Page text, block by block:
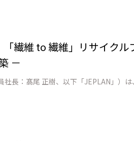
繊維 to 繊維」リサイク
－